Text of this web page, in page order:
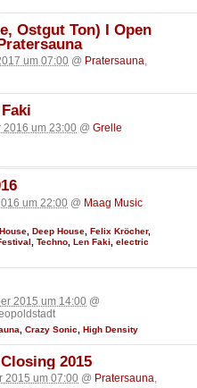
Ostgut Ton) I Open
um 07:00 @ Pratersauna,
2016 um 23:00 @ Grelle
um 22:00 @ Maag Music
Deep House Felix Kröcher,
Techno Len Faki
electric
2015 um 14:00 @
Crazy Sonic High Density
2015
2015 um 07:00 @ Pratersauna,